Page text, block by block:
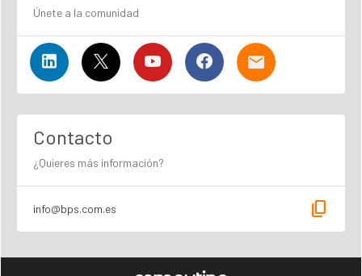
Únete a la comunidad
Contacto
¿Quieres más información?
info@bps.com.es content_copy